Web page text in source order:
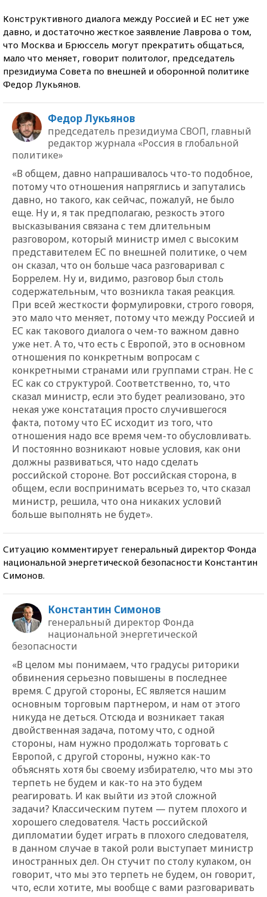
Конструктивного диалога между Россией и ЕС нет уже
давно, и достаточно жесткое заявление Лаврова о том,
что Москва и Брюссель могут прекратить общаться,
мало что меняет, говорит политолог, председатель
президиума Совета по внешней и оборонной политике
Федор Лукьянов.
Федор Лукьянов
председатель президиума СВОП, главный
редактор журнала «Россия в глобальной
политике»
«В общем, давно напрашивалось что-то подобное,
потому что отношения напряглись и запутались
давно, но такого, как сейчас, пожалуй, не было
еще. Ну и, я так предполагаю, резкость этого
высказывания связана с тем длительным
разговором, который министр имел с высоким
представителем ЕС по внешней политике, о чем
он сказал, что он больше часа разговаривал с
Боррелем. Ну и, видимо, разговор был столь
содержательным, что возникла такая реакция.
При всей жесткости формулировки, строго говоря,
это мало что меняет, потому что между Россией и
ЕС как такового диалога о чем-то важном давно
уже нет. А то, что есть с Европой, это в основном
отношения по конкретным вопросам с
конкретными странами или группами стран. Не с
ЕС как со структурой. Соответственно, то, что
сказал министр, если это будет реализовано, это
некая уже констатация просто случившегося
факта, потому что ЕС исходит из того, что
отношения надо все время чем-то обусловливать.
И постоянно возникают новые условия, как они
должны развиваться, что надо сделать
российской стороне. Вот российская сторона, в
общем, если воспринимать всерьез то, что сказал
министр, решила, что она никаких условий
больше выполнять не будет».
Ситуацию комментирует генеральный директор Фонда
национальной энергетической безопасности Константин
Симонов.
Константин Симонов
генеральный директор Фонда
национальной энергетической
безопасности
«В целом мы понимаем, что градусы риторики
обвинения серьезно повышены в последнее
время. С другой стороны, ЕС является нашим
основным торговым партнером, и нам от этого
никуда не деться. Отсюда и возникает такая
двойственная задача, потому что, с одной
стороны, нам нужно продолжать торговать с
Европой, с другой стороны, нужно как-то
объяснять хотя бы своему избирателю, что мы это
терпеть не будем и как-то на это будем
реагировать. И как выйти из этой сложной
задачи? Классическим путем — путем плохого и
хорошего следователя. Часть российской
дипломатии будет играть в плохого следователя,
в данном случае в такой роли выступает министр
иностранных дел. Он стучит по столу кулаком, он
говорит, что мы это терпеть не будем, он говорит,
что, если хотите, мы вообще с вами разговаривать